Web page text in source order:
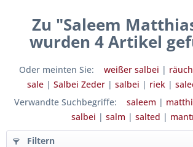
Zu "Saleem
wurden 4Artikel
Oder meinten Sie: weißer salbei |
sale| Salbei Zeder| salbei | riek|
Verwandte Suchbegriffe:
saleem |
salbei | salm | salted |
Filtern